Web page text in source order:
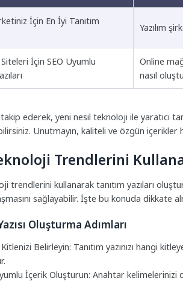
İçin En İyi Tanıtım
Yazılım
İçin SEO Uyumlu
Online
nasıl
ederek, yeni nesil teknoloji ile yaratıcı
Unutmayın, kaliteli ve özgün içerikler
Trendlerini
trendlerini kullanarak tanıtım yazıları
sağlayabilir. İşte bu konuda dikkate
Oluşturma Adımları
Belirleyin: Tanıtım yazınızı hangi
İçerik Oluşturun: Anahtar